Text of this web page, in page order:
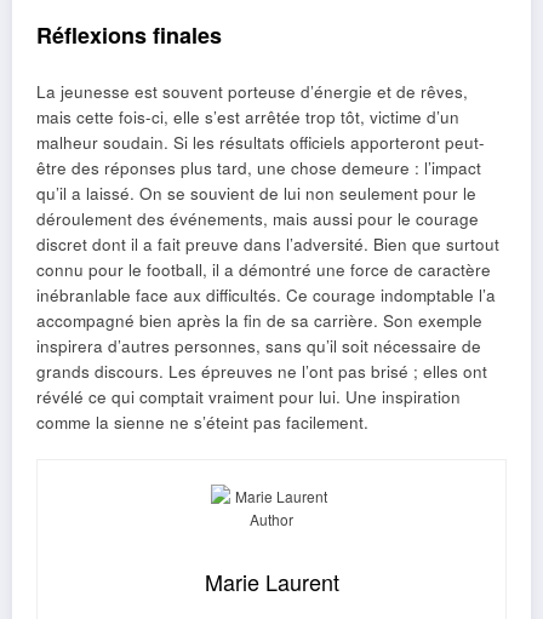
Réflexions finales
La jeunesse est souvent porteuse d’énergie et de rêves,
mais cette fois-ci, elle s’est arrêtée trop tôt, victime d’un
malheur soudain. Si les résultats officiels apporteront peut-
être des réponses plus tard, une chose demeure : l’impact
qu’il a laissé. On se souvient de lui non seulement pour le
déroulement des événements, mais aussi pour le courage
discret dont il a fait preuve dans l’adversité. Bien que surtout
connu pour le football, il a démontré une force de caractère
inébranlable face aux difficultés. Ce courage indomptable l’a
accompagné bien après la fin de sa carrière. Son exemple
inspirera d’autres personnes, sans qu’il soit nécessaire de
grands discours. Les épreuves ne l’ont pas brisé ; elles ont
révélé ce qui comptait vraiment pour lui. Une inspiration
comme la sienne ne s’éteint pas facilement.
Marie Laurent